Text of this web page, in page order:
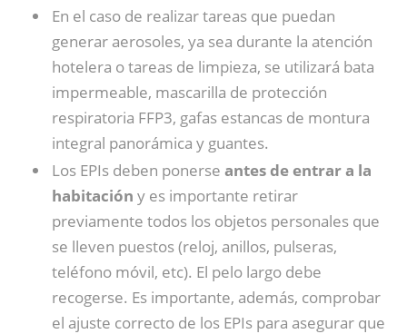
En el caso de realizar tareas que puedan
generar aerosoles, ya sea durante la atención
hotelera o tareas de limpieza, se utilizará bata
impermeable, mascarilla de protección
respiratoria FFP3, gafas estancas de montura
integral panorámica y guantes.
Los EPIs deben ponerse antes de entrar a la
habitación y es importante retirar
previamente todos los objetos personales que
se lleven puestos (reloj, anillos, pulseras,
teléfono móvil, etc). El pelo largo debe
recogerse. Es importante, además, comprobar
el ajuste correcto de los EPIs para asegurar que